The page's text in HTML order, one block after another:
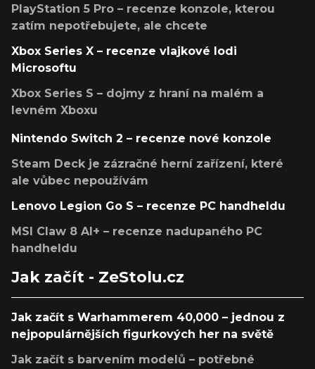
PlayStation 5 Pro – recenze konzole, kterou
zatím nepotřebujete, ale chcete
Xbox Series X – recenze vlajkové lodi
Microsoftu
Xbox Series S – dojmy z hraní na malém a
levném Xboxu
Nintendo Switch 2 – recenze nové konzole
Steam Deck je zázračné herní zařízení, které
ale vůbec nepoužívám
Lenovo Legion Go S – recenze PC handheldu
MSI Claw 8 AI+ – recenze nadupaného PC
handheldu
Jak začít - ZeStolu.cz
Jak začít s Warhammerem 40,000 – jednou z
nejpopulárnějších figurkových her na světě
Jak začít s barvením modelů – potřebné